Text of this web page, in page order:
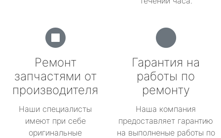
Ремонт
запчастями от
производителя
Наши специалисты
имеют при себе
оригинальные
Гарантия на
работы по
ремонту
Наша компания
предоставляет гарантию
на выполненые работы по